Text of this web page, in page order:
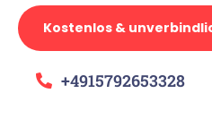
Kostenlos &
+4915792653328